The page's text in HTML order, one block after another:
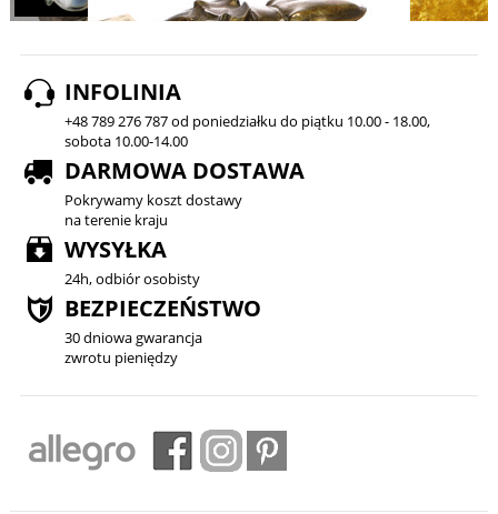
INFOLINIA
+48 789 276 787 od poniedziałku do piątku 10.00 - 18.00,
sobota 10.00-14.00
DARMOWA DOSTAWA
Pokrywamy koszt dostawy
na terenie kraju
WYSYŁKA
24h, odbiór osobisty
BEZPIECZEŃSTWO
30 dniowa gwarancja
zwrotu pieniędzy